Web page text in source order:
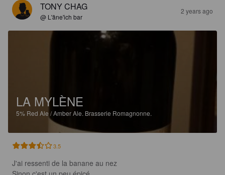
TONY CHAG
@ L'âne'ich bar
2 years ago
LA MYLÈNE
5% Red Ale / Amber Ale. Brasserie Romagnonne.
3.5
J'ai ressenti de la banane au nez